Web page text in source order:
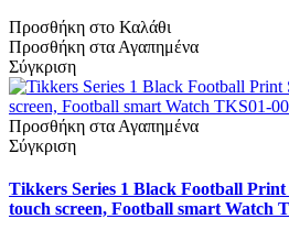
Προσθήκη στο Καλάθι
Προσθήκη στα Αγαπημένα
Σύγκριση
Προσθήκη στα Αγαπημένα
Σύγκριση
Tikkers Series 1 Black Football
touch screen, Football smart Watch